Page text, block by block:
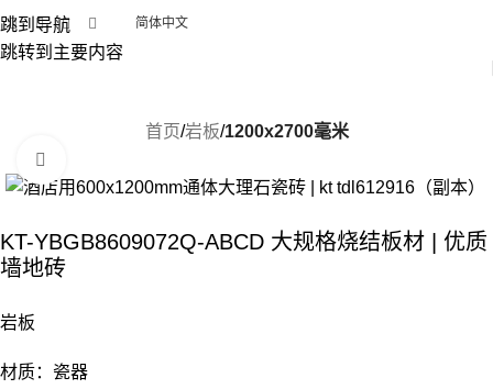
跳到导航
跳转到主要内容
简体中文
首页 岩板 1200x2700毫米
KT-YBGB8609072Q-ABCD 大规格烧结板材 | 优质
墙地砖
岩板
材质：瓷器